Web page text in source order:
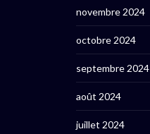
novembre 2024
octobre 2024
septembre 2024
août 2024
juillet 2024